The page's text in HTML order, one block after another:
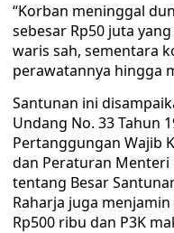
“Korban meninggal
sebesar Rp50 juta
waris sah, sementara
perawatannya hingga
Santunan ini
Undang No. 33 Tahun
Pertanggungan Wajib
dan Peraturan Menteri
tentang Besar
Raharja juga
Rp500 ribu dan P3K